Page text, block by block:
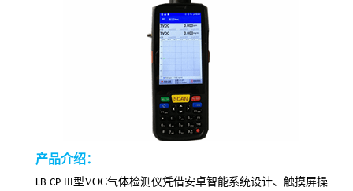
产品介绍：
LB-CP-III 型VOC气体检测仪凭借安卓智能系统设计、触摸屏操